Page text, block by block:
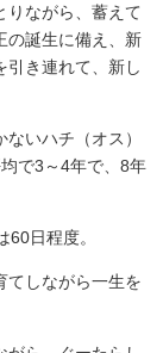
りながら、蓄えて
の誕生に備え、新
引き連れて、新し
いハチ（オス）
で3～4年で、8年
日程度。
てしながら一生を